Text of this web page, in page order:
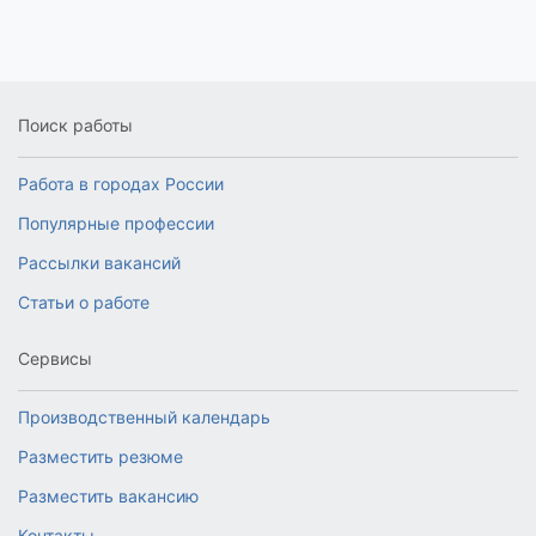
Поиск работы
Работа в городах России
Популярные профессии
Рассылки вакансий
Статьи о работе
Сервисы
Производственный календарь
Разместить резюме
Разместить вакансию